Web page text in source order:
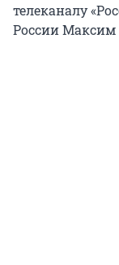
телеканалу
России Максим